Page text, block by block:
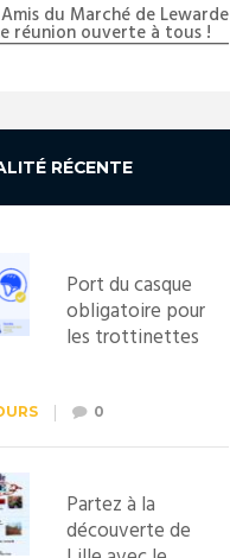
Amis du Marché de Lewarde
réunion ouverte à tous !
RÉCENTE
Port du casque
obligatoire pour
les trottinettes
septembre
2026
0
Partez à la
découverte de